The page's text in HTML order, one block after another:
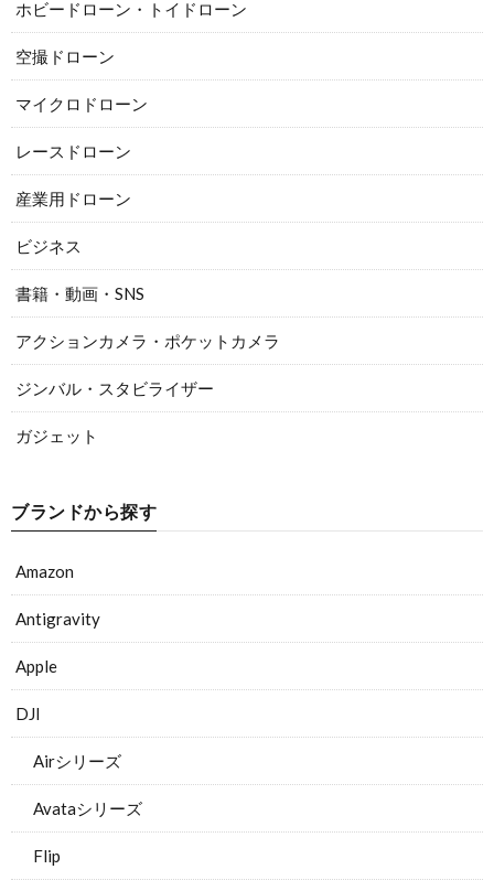
ホビードローン・トイドローン
空撮ドローン
マイクロドローン
レースドローン
産業用ドローン
ビジネス
書籍・動画・SNS
アクションカメラ・ポケットカメラ
ジンバル・スタビライザー
ガジェット
ブランドから探す
Amazon
Antigravity
Apple
DJI
Airシリーズ
Avataシリーズ
Flip